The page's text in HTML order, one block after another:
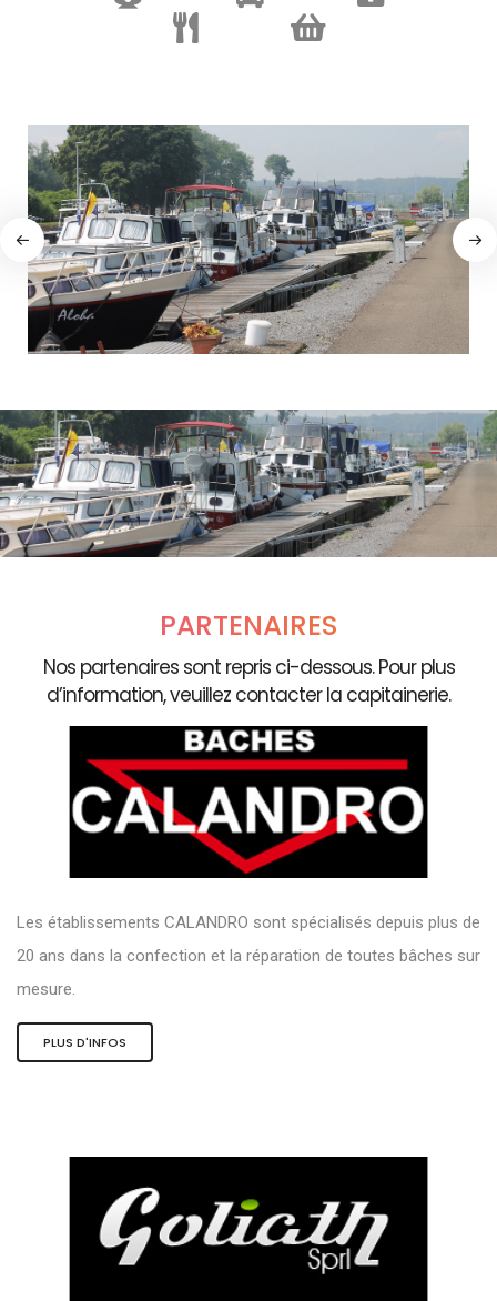
PARTENAIRES
Nos partenaires sont repris ci-dessous. Pour plus
d’information, veuillez contacter la capitainerie.
Les établissements CALANDRO sont spécialisés depuis plus de
20 ans dans la confection et la réparation de toutes bâches sur
mesure.
PLUS D'INFOS